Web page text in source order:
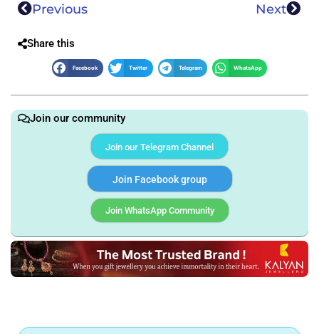
Previous Next
Share this
Facebook Twitter Telegram WhatsApp
Join our community
Join our Telegram Channel
Join Facebook group
Join WhatsApp Community